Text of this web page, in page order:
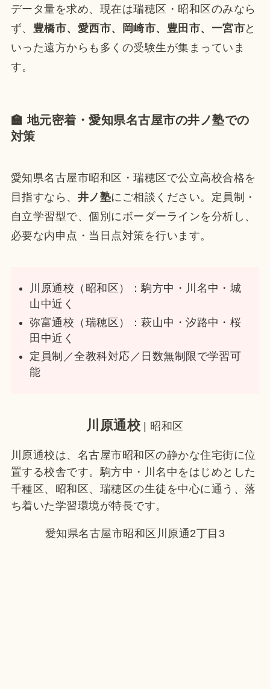
データ量を求め、現在は瑞穂区・昭和区のみなら
ず、 豊橋市、愛西市、岡崎市、豊田市、一宮市と
いった遠方からも多くの受験生が集まっていま
す。
🏫 地元密着・愛知県名古屋市の井ノ塾での
対策
愛知県名古屋市昭和区・瑞穂区で公立高校合格を
目指すなら、 井ノ塾にご相談ください。定員制・
自立学習型で、個別にボーダーラインを分析し、
必要な内申点・当日点対策を行います。
川原通校（昭和区）：駒方中・川名中・城
山中近く
弥富通校（瑞穂区）：萩山中・汐路中・桜
田中近く
定員制／全教科対応／日数無制限で学習可
能
川原通校 | 昭和区
川原通校は、名古屋市昭和区の静かな住宅街に位
置する校舎です。駒方中・川名中をはじめとした
千種区、昭和区、瑞穂区の生徒を中心に通う、落
ち着いた学習環境が特長です。
愛知県名古屋市昭和区川原通2丁目3